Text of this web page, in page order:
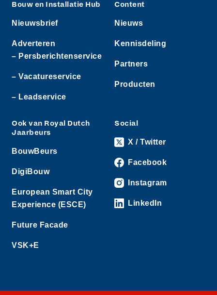
Bouw en Installatie Hub
Nieuwsbrief
Adverteren
– Persberichtenservice
– Vacatureservice
– Leadservice
Content
Nieuws
Kennisdeling
Partners
Producten
Ook van Royal Dutch
Jaarbeurs
BouwBeurs
DigiBouw
European Smart City
Experience (ESCE)
Future Facade
VSK+E
Social
X / Twitter
Facebook
Instagram
LinkedIn